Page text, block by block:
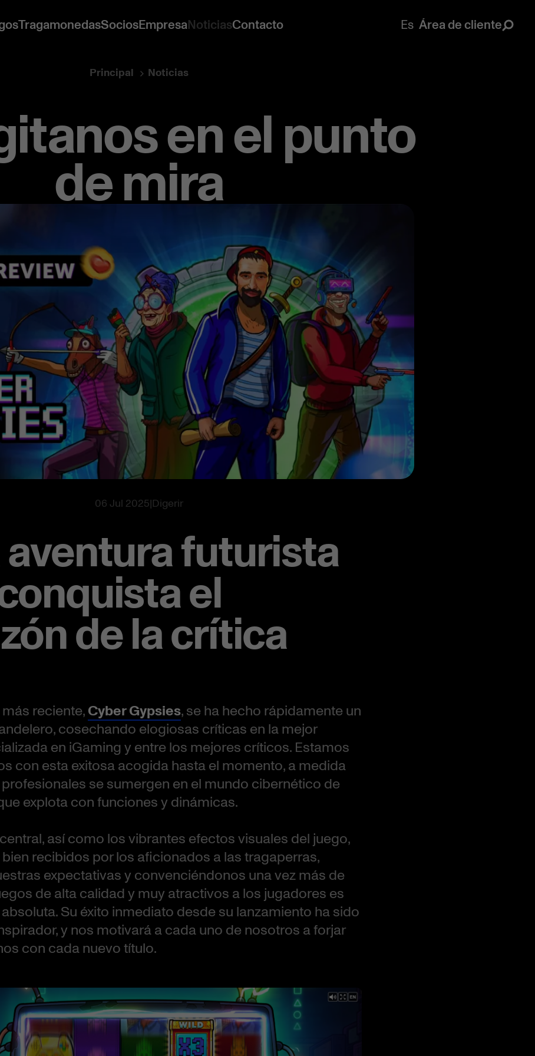
TragamonedasSociosEmpresaNoticiasContacto Es Área de cliente
Principal Noticias
en el punto
de mira
06 Jul 2025|Digerir
futurista
el
de la crítica
reciente,Cyber Gypsies, se ha hecho rápidamente un
cosechando elogiosas críticas en la mejor
en iGaming y entre los mejores críticos. Estamos
con esta exitosa acogida hasta el momento, a medida
se sumergen en el mundo cibernético de
explota con funciones y dinámicas.
así como los vibrantes efectos visuales del juego,
recibidos por los aficionados a las tragaperras,
expectativas y convenciéndonos una vez más de
de alta calidad y muy atractivos a los jugadores es
Su éxito inmediato desde su lanzamiento ha sido
y nos motivará a cada uno de nosotros a forjar
con cada nuevo título.